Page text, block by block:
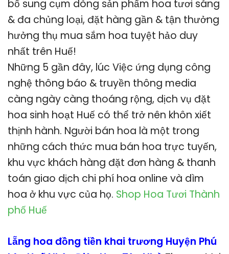
bổ sung cụm dòng sản phẩm hoa tươi sáng
& đa chủng loại, đặt hàng gần & tận thưởng
hưởng thụ mua sắm hoa tuyệt hảo duy
nhất trên Huế!
Những 5 gần đây, lúc Việc ứng dụng công
nghệ thông báo & truyền thông media
càng ngày càng thoáng rộng, dịch vụ đặt
hoa sinh hoạt Huế có thể trở nên khôn xiết
thịnh hành. Người bán hoa là một trong
những cách thức mua bán hoa trực tuyến,
khu vực khách hàng đặt đơn hàng & thanh
toán giao dịch chi phí hoa online và dìm
hoa ở khu vực của họ. Shop Hoa Tươi Thành
phố Huế
Lẵng hoa đồng tiền khai trương Huyện Phú